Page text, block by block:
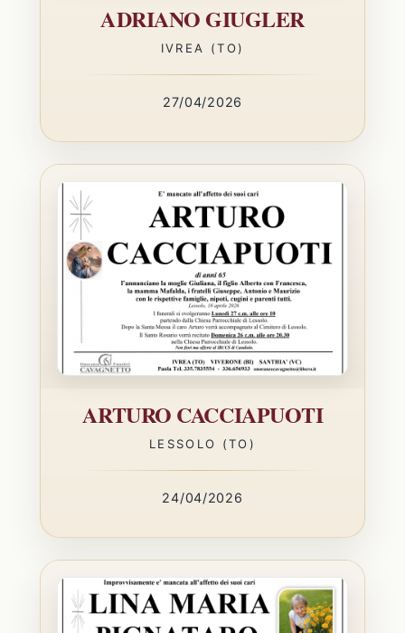
ADRIANO GIUGLER
IVREA (TO)
27/04/2026
ARTURO CACCIAPUOTI
LESSOLO (TO)
24/04/2026